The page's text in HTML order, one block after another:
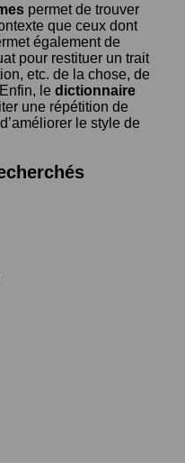
permet de trouver
que ceux dont
également de
pour restituer un trait
etc. de la chose, de
le dictionnaire
une répétition de
le style de